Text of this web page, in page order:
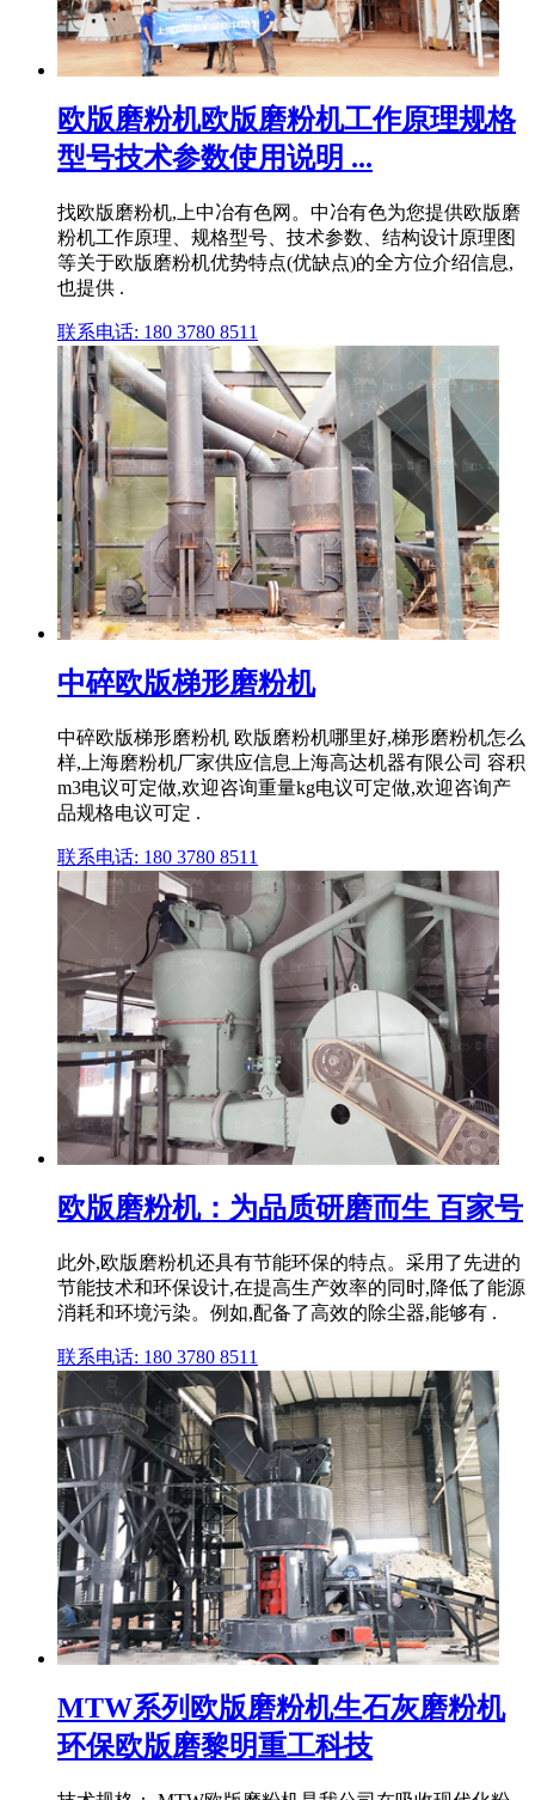
欧版磨粉机欧版磨粉机工作原理规格
型号技术参数使用说明 ...
找欧版磨粉机,上中冶有色网。中冶有色为您提供欧版磨
粉机工作原理、规格型号、技术参数、结构设计原理图
等关于欧版磨粉机优势特点(优缺点)的全方位介绍信息,
也提供 .
联系电话: 180 3780 8511
中碎欧版梯形磨粉机
中碎欧版梯形磨粉机 欧版磨粉机哪里好,梯形磨粉机怎么
样,上海磨粉机厂家供应信息上海高达机器有限公司 容积
m3电议可定做,欢迎咨询重量kg电议可定做,欢迎咨询产
品规格电议可定 .
联系电话: 180 3780 8511
欧版磨粉机：为品质研磨而生 百家号
此外,欧版磨粉机还具有节能环保的特点。采用了先进的
节能技术和环保设计,在提高生产效率的同时,降低了能源
消耗和环境污染。例如,配备了高效的除尘器,能够有 .
联系电话: 180 3780 8511
MTW系列欧版磨粉机生石灰磨粉机
环保欧版磨黎明重工科技